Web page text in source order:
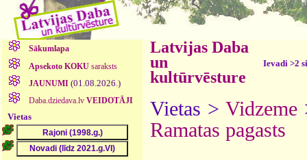
Sākumlapa
Apsekoto KOKUsaraksts
JAUNUMI (01.08.2026.)
Daba.dziedava.lv VEIDOTĀJI
Vietas
Latvijas Daba
un
kultūrvēsture
Ievadi >2
Vietas > Vidzeme
Ramatas pagasts